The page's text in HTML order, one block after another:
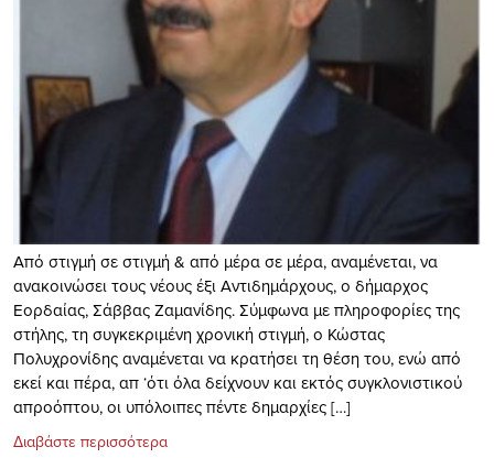
Από στιγμή σε στιγμή & από μέρα σε μέρα, αναμένεται, να
ανακοινώσει τους νέους έξι Αντιδημάρχους, ο δήμαρχος
Εορδαίας, Σάββας Ζαμανίδης. Σύμφωνα με πληροφορίες της
στήλης, τη συγκεκριμένη χρονική στιγμή, ο Κώστας
Πολυχρονίδης αναμένεται να κρατήσει τη θέση του, ενώ από
εκεί και πέρα, απ ‘ότι όλα δείχνουν και εκτός συγκλονιστικού
απροόπτου, οι υπόλοιπες πέντε δημαρχίες […]
Διαβάστε περισσότερα